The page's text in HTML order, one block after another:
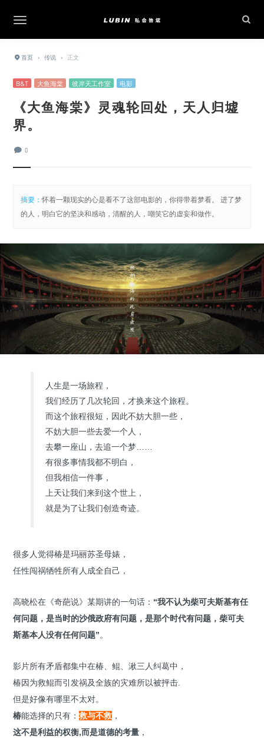
首页 › 传说 › 正文
B&T 大鱼海棠 彼岸天工作室 电影
《大鱼海棠》灵魂轮回处，天人归墟
界。
0
摘要：怀着一颗现实的心是看不了这部电影的，你得带着梦看。 进了梦
的人，明白它的坚决和感动，清醒的人，嘲笑它的虚妄和做作。
人生是一场旅程，
我们经历了几次轮回，才换来这个旅程。
而这个旅程很短，因此不妨大胆一些，
不妨大胆一些去爱一个人，
去攀一座山，去追一个梦……
有很多事情我都不明白，
但我相信一件事，
上天让我们来到这个世上，
就是为了让我们创造奇迹。
很多人觉得椿是玛丽苏圣母婊，
任性闯祸牺牲所有人成全自己，
高晓松在《奇葩说》某期讲的一句话： “我不认为柴可夫斯基有任
何问题，是当时的沙俄政府有问题，是那个时代有问题，柴可夫
斯基本人没有任何问题”。
影片所有矛盾都集中在椿、鲲、湫三人纠葛中，
椿因为救鲲而引发祸及全族的灾难所以被抨击.
但是好像有哪里不太对。
椿能选择的只有： 救与不救 ，
这不是利益的权衡,而是道德的考量 ，